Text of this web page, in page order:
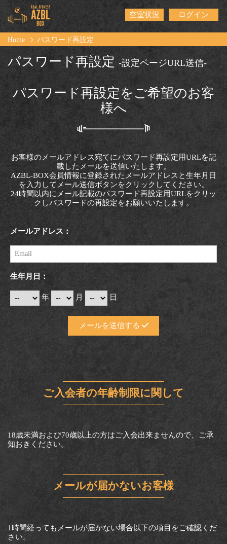
空室状況 ログイン
Home パスワード再設定
パスワード再設定 -設定ページURL送信-
パスワード再設定をご希望のお客
様へ
お客様のメールアドレス宛てにパスワード再設定用URLを記
載したメールを送信いたします。
AZBL-BOX会員情報に登録されたメールアドレスと生年月日
を入力してメール送信ボタンをクリックしてください。
24時間以内にメール記載のパスワード再設定用URLをクリッ
クしパスワードの再設定をお願いいたします。
メールアドレス：
生年月日：
年 月 日
メールを送信する
ご入会者の年齢制限に関して
18歳未満および70歳以上の方はご入会出来ませんので、ご承
知おきください。
メールが届かないお客様
1時間経ってもメールが届かない場合以下の項目をご確認くだ
さい。